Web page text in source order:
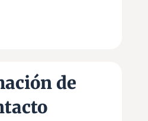
de